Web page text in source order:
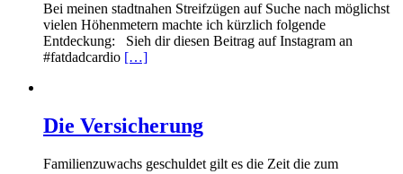
Bei meinen stadtnahen Streifzügen auf Suche nach möglichst
vielen Höhenmetern machte ich kürzlich folgende
Entdeckung: Sieh dir diesen Beitrag auf Instagram an
#fatdadcardio […]
Die Versicherung
Familienzuwachs geschuldet gilt es die Zeit die zum